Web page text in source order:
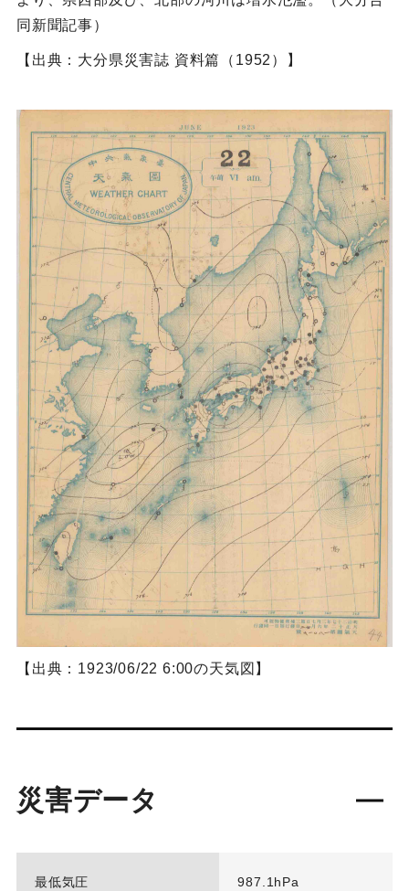
同新聞記事）
【出典：大分県災害誌 資料篇（1952）】
【出典：1923/06/22 6:00の天気図】
災害データ
最低気圧 987.1hPa